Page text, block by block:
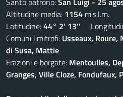
Altitudine media: 1154 m.s.l.m.
Latitudine:44° 2' 13''
Comuni limitrofi: Usseaux, Roure,
di Susa, Mattie
Frazioni e borgate: Mentoulles,
Granges, Ville Cloze, Fondufaux,